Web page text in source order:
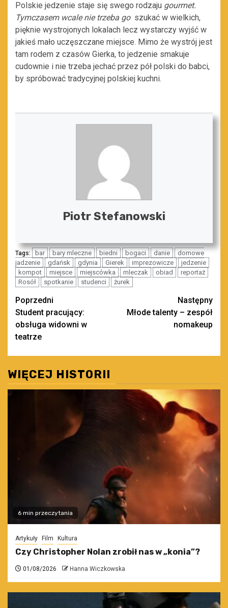
Polskie jedzenie staje się swego rodzaju gourmet.
Tymczasem wcale nie trzeba go szukać w wielkich,
pięknie wystrojonych lokalach lecz wystarczy wyjść w
jakieś mało uczęszczane miejsce. Mimo że wystrój jest
tam rodem z czasów Gierka, to jedzenie smakuje
cudownie i nie trzeba jechać przez pół polski do babci,
by spróbować tradycyjnej polskiej kuchni.
Piotr Stefanowski
Tags: bar bary mleczne biedni bogaci danie
domowe
jadzenie
gdańsk gdynia Gierek imprezowicze
jedzenie
kompot
miejsce miejscówka mleczak obiad
reportaż
Rosół
spotkanie studenci żurek
Zobacz
wpisy
Poprzedni
Student pracujący:
obsługa widowni w
teatrze
Następny
Młode talenty – zespół
nomakeup
WIĘCEJ HISTORII
6 min przeczytania
Artykuły Film Kultura
Czy Christopher Nolan zrobił nas w „konia”?
01/08/2026 Hanna Wiczkowska